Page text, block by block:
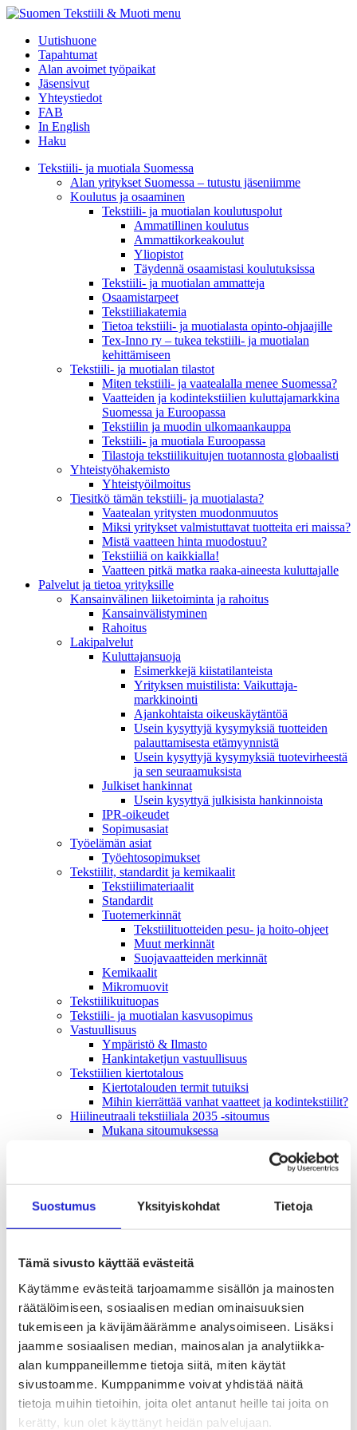
Suostumus Yksityiskohdat Tietoja
Tämä sivusto käyttää evästeitä
Käytämme evästeitä tarjoamamme sisällön ja mainosten
räätälöimiseen, sosiaalisen median ominaisuuksien
tukemiseen ja kävijämäärämme analysoimiseen. Lisäksi
jaamme sosiaalisen median, mainosalan ja analytiikka-
alan kumppaneillemme tietoja siitä, miten käytät
sivustoamme. Kumppanimme voivat yhdistää näitä
tietoja muihin tietoihin, joita olet antanut heille tai joita on
kerätty, kun olet käyttänyt heidän palvelujaan.
menu
Uutishuone
Tapahtumat
Alan avoimet työpaikat
Jäsensivut
Yhteystiedot
FAB
In English
Haku
Tekstiili- ja muotiala Suomessa
Alan yritykset Suomessa – tutustu jäseniimme
Koulutus ja osaaminen
Tekstiili- ja muotialan koulutuspolut
Ammatillinen koulutus
Ammattikorkeakoulut
Yliopistot
Täydennä osaamistasi koulutuksissa
Tekstiili- ja muotialan ammatteja
Osaamistarpeet
Tekstiiliakatemia
Tietoa tekstiili- ja muotialasta opinto-ohjaajille
Tex-Inno ry – tukea tekstiili- ja muotialan
kehittämiseen
Tekstiili- ja muotialan tilastot
Miten tekstiili- ja vaatealalla menee Suomessa?
Vaatteiden ja kodintekstiilien kuluttajamarkkina
Suomessa ja Euroopassa
Tekstiilin ja muodin ulkomaankauppa
Tekstiili- ja muotiala Euroopassa
Tilastoja tekstiilikuitujen tuotannosta globaalisti
Yhteistyö­hakemisto
Yhteistyöilmoitus
Tiesitkö tämän tekstiili- ja muotialasta?
Vaatealan yritysten muodonmuutos
Miksi yritykset valmistuttavat tuotteita eri maissa?
Mistä vaatteen hinta muodostuu?
Tekstiiliä on kaikkialla!
Vaatteen pitkä matka raaka-aineesta kuluttajalle
Palvelut ja tietoa yrityksille
Kansainvälinen liiketoiminta ja rahoitus
Kansain­välistyminen
Rahoitus
Lakipalvelut
Kuluttajansuoja
Esimerkkejä kiistatilanteista
Yrityksen muistilista: Vaikuttaja­
markkinointi
Ajankohtaista oikeuskäytäntöä
Usein kysyttyjä kysymyksiä tuotteiden
palauttamisesta etämyynnistä
Usein kysyttyjä kysymyksiä tuotevirheestä
ja sen seuraamuksista
Julkiset hankinnat
Usein kysyttyä julkisista hankinnoista
IPR-oikeudet
Sopimusasiat
Työelämän asiat
Työehto­sopimukset
Tekstiilit, standardit ja kemikaalit
Tekstiilimateriaalit
Standardit
Tuotemerkinnät
Tekstiilituotteiden pesu- ja hoito-ohjeet
Muut merkinnät
Suojavaatteiden merkinnät
Kemikaalit
Mikromuovit
Tekstiilikuitu­opas
Tekstiili- ja muotialan kasvusopimus
Vastuullisuus
Ympäristö & Ilmasto
Hankintaketjun vastuullisuus
Tekstiilien kiertotalous
Kiertotalouden termit tutuiksi
Mihin kierrättää vanhat vaatteet ja kodintekstiilit?
Hiilineutraali tekstiiliala 2035 -sitoumus
Mukana sitoumuksessa
Julkaisut, selvitykset ja raportit
Hankkeet
Mahdollisuuksien ala – lue vaikuttamis­viestimme
elinvoimaisen tekstiili- ja muotialan Suomessa ja
Euroopassa
Tekstiili- ja muotialasta viennin uusi kärki
Suomesta tekstiilialan kiertotalouden &
Tekstiili- ja muotiala tarvitsee monipuolista
osaamista
Tekstiiliala on tärkeä osa Suomen
huoltovarmuutta
Luodaan kannusteet kuluttajan vihreään
siirtymään
EU-vaikuttaminen